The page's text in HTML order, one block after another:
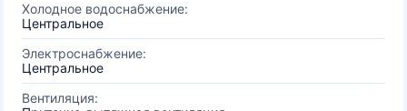
Холодное водоснабжение:
Центральное
Электроснабжение:
Центральное
Вентиляция: